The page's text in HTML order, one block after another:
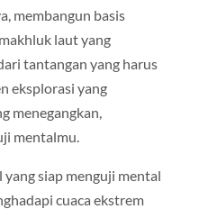
membangun basis
laut yang
tantangan yang harus
eksplorasi yang
menegangkan,
mentalmu.
siap menguji mental
cuaca ekstrem